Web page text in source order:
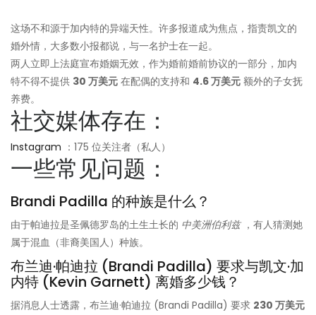
这场不和源于加内特的异端天性。许多报道成为焦点，指责凯文的
婚外情，大多数小报都说，与一名护士在一起。
两人立即上法庭宣布婚姻无效，作为婚前婚前协议的一部分，加内
特不得不提供 30 万美元 在配偶的支持和 4.6 万美元 额外的子女抚
养费。
社交媒体存在：
Instagram ：175 位关注者（私人）
一些常见问题：
Brandi Padilla 的种族是什么？
由于帕迪拉是圣佩德罗岛的土生土长的 中美洲伯利兹，有人猜测她
属于混血（非裔美国人）种族。
布兰迪·帕迪拉 (Brandi Padilla) 要求与凯文·加
内特 (Kevin Garnett) 离婚多少钱？
据消息人士透露，布兰迪·帕迪拉 (Brandi Padilla) 要求 230 万美元